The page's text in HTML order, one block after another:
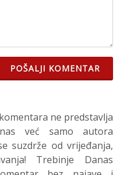
POŠALJI KOMENTAR
ne predstavlja
već samo autora
suzdrže od vrijeđanja,
Trebinje Danas